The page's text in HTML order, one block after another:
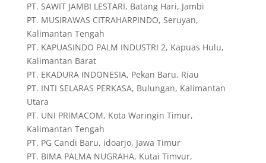
PT. SAWIT JAMBI LESTARI, Batang Hari, Jambi
PT. MUSIRAWAS CITRAHARPINDO, Seruyan,
Kalimantan Tengah
PT. KAPUASINDO PALM INDUSTRI 2, Kapuas Hulu,
Kalimantan Barat
PT. EKADURA INDONESIA, Pekan Baru, Riau
PT. INTI SELARAS PERKASA, Bulungan, Kalimantan
Utara
PT. UNI PRIMACOM, Kota Waringin Timur,
Kalimantan Tengah
PT. PG Candi Baru, idoarjo, Jawa Timur
PT. BIMA PALMA NUGRAHA, Kutai Timvur,